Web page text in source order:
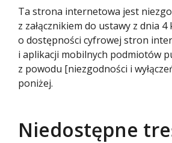
Ta strona internetowa jest
z załącznikiem do ustawy z dnia
o dostępności cyfrowej stron
i aplikacji mobilnych podmiotów
z powodu [niezgodności i
poniżej.
Niedostępne